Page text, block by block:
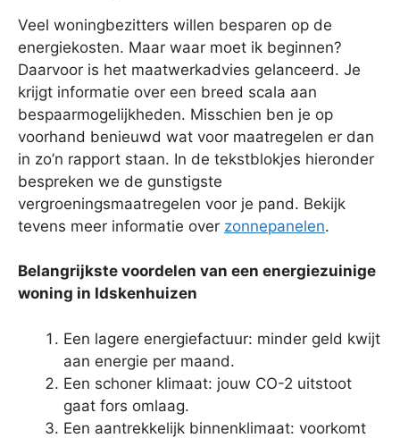
Veel woningbezitters willen besparen op de
energiekosten. Maar waar moet ik beginnen?
Daarvoor is het maatwerkadvies gelanceerd. Je
krijgt informatie over een breed scala aan
bespaarmogelijkheden. Misschien ben je op
voorhand benieuwd wat voor maatregelen er dan
in zo’n rapport staan. In de tekstblokjes hieronder
bespreken we de gunstigste
vergroeningsmaatregelen voor je pand. Bekijk
tevens meer informatie over zonnepanelen.
Belangrijkste voordelen van een energiezuinige
woning in Idskenhuizen
Een lagere energiefactuur: minder geld kwijt
aan energie per maand.
Een schoner klimaat: jouw CO-2 uitstoot
gaat fors omlaag.
Een aantrekkelijk binnenklimaat: voorkomt